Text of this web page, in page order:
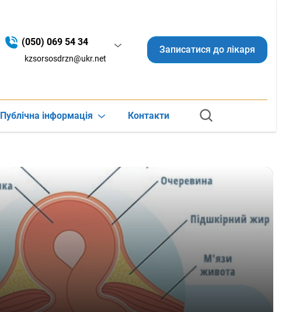
(050) 069 54 34
kzsorsosdrzn@ukr.net
Записатися до лікаря
Публічна інформація Контакти